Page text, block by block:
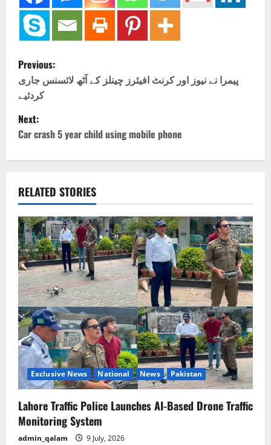
P
o
s
t
n
a
v
i
g
a
t
i
o
n
Previous:
پیمرا نے نیوز اور کرنٹ افیئرز چینلز کے آٹھ لائسنس جاری
کردئیے
Next:
Car crash 5 year child using mobile phone
RELATED STORIES
Exclusive News National News Pakistan
Lahore Traffic Police Launches AI-Based Drone Traffic
Monitoring System
admin_qalam 9 July, 2026